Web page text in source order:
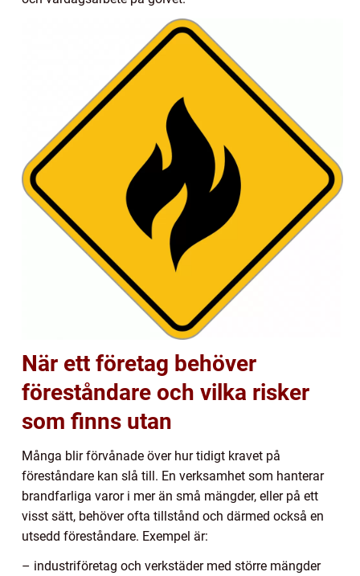
När ett företag behöver
föreståndare och vilka risker
som finns utan
Många blir förvånade över hur tidigt kravet på
föreståndare kan slå till. En verksamhet som hanterar
brandfarliga varor i mer än små mängder, eller på ett
visst sätt, behöver ofta tillstånd och därmed också en
utsedd föreståndare. Exempel är:
– industriföretag och verkstäder med större mängder